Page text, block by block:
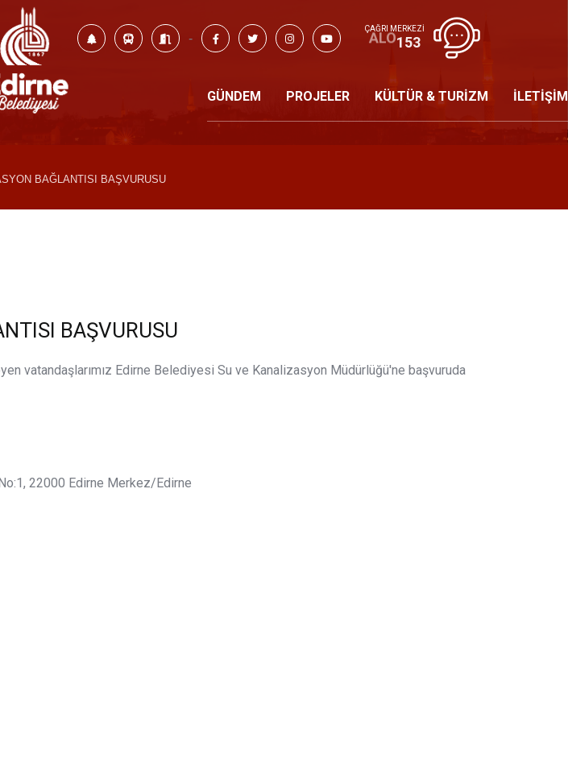
-
ÇAĞRI MERKEZİ
ALO153
GÜNDEM PROJELER KÜLTÜR & TURİZM İLETİŞİM
BAĞLANTISI BAŞVURUSU
BAŞVURUSU
vatandaşlarımız Edirne Belediyesi Su ve Kanalizasyon Müdürlüğü'ne başvuruda
22000 Edirne Merkez/Edirne